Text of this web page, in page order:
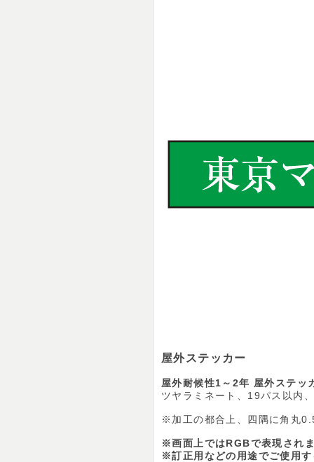
屋外ステッカー
屋外耐候性1～2年 屋外ステッ
ツヤラミネート、19パス以内
※加工の都合上、四隅に角丸
※画面上ではRGBで表現され
※訂正用などの用途でご使用